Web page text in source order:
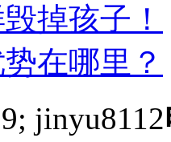
掉孩子！
在哪里？
jinyu8112